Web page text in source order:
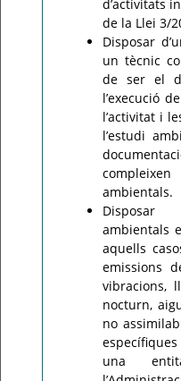
d’activitats
de la Llei 3/
Disposar
un tècnic
de ser el
l’execució
l’activitat i
l’estudi
ambientals.
ambientals
aquells
emissions
vibracions,
nocturn,
no
una